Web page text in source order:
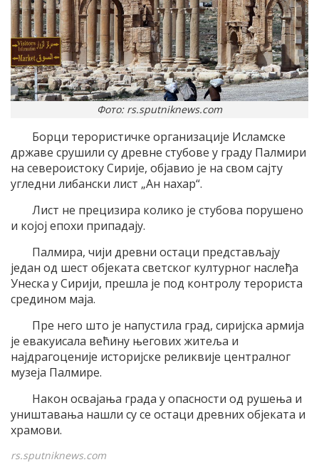
Фото: rs.sputniknews.com
Борци терористичке организације Исламске
државе срушили су древне стубове у граду Палмири
на североистоку Сирије, објавио је на свом сајту
угледни либански лист „Ан нахар“.
Лист не прецизира колико је стубова порушено
и којој епохи припадају.
Палмира, чији древни остаци представљају
један од шест објеката светског културног наслеђа
Унеска у Сирији, прешла је под контролу терориста
средином маја.
Пре него што је напустила град, сиријска армија
је евакуисала већину његових житеља и
најдрагоценије историјске реликвије централног
музеја Палмире.
Након освајања града у опасности од рушења и
уништавања нашли су се остаци древних објеката и
храмови.
rs.sputniknews.com